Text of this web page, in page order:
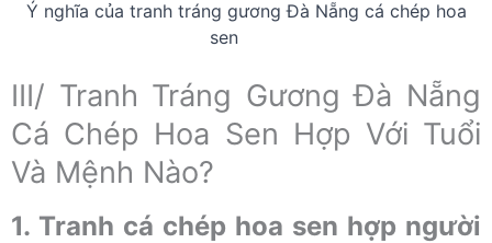
Ý nghĩa của tranh tráng gương Đà Nẵng cá chép hoa
sen
III/ Tranh Tráng Gương Đà Nẵng
Cá Chép Hoa Sen Hợp Với Tuổi
Và Mệnh Nào?
1. Tranh cá chép hoa sen hợp người